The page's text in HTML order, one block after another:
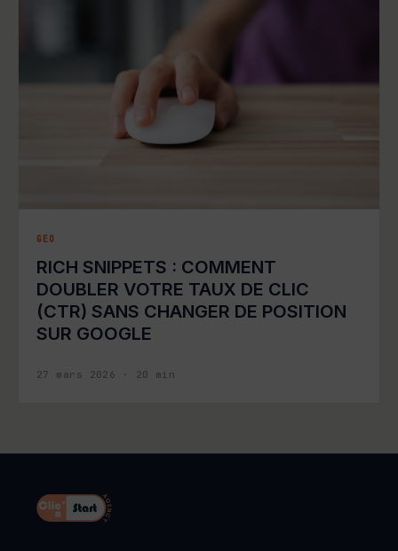
GEO
RICH SNIPPETS : COMMENT
DOUBLER VOTRE TAUX DE CLIC
(CTR) SANS CHANGER DE POSITION
SUR GOOGLE
27 mars 2026 · 20 min